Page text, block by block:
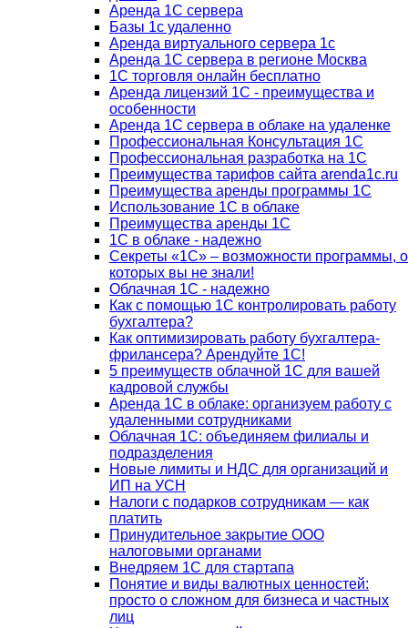
Аренда 1С сервера
Базы 1с удаленно
Аренда виртуального сервера 1с
Аренда 1С сервера в регионе Москва
1С торговля онлайн бесплатно
Аренда лицензий 1С - преимущества и
особенности
Аренда 1С сервера в облаке на удаленке
Профессиональная Консультация 1С
Профессиональная разработка на 1С
Преимущества тарифов сайта arenda1c.ru
Преимущества аренды программы 1С
Использование 1С в облаке
Преимущества аренды 1С
1С в облаке - надежно
Секреты «1С» – возможности программы, о
которых вы не знали!
Облачная 1С - надежно
Как с помощью 1С контролировать работу
бухгалтера?
Как оптимизировать работу бухгалтера-
фрилансера? Арендуйте 1С!
5 преимуществ облачной 1С для вашей
кадровой службы
Аренда 1С в облаке: организуем работу с
удаленными сотрудниками
Облачная 1С: объединяем филиалы и
подразделения
Новые лимиты и НДС для организаций и
ИП на УСН
Налоги с подарков сотрудникам — как
платить
Принудительное закрытие ООО
налоговыми органами
Внедряем 1С для стартапа
Понятие и виды валютных ценностей:
просто о сложном для бизнеса и частных
лиц